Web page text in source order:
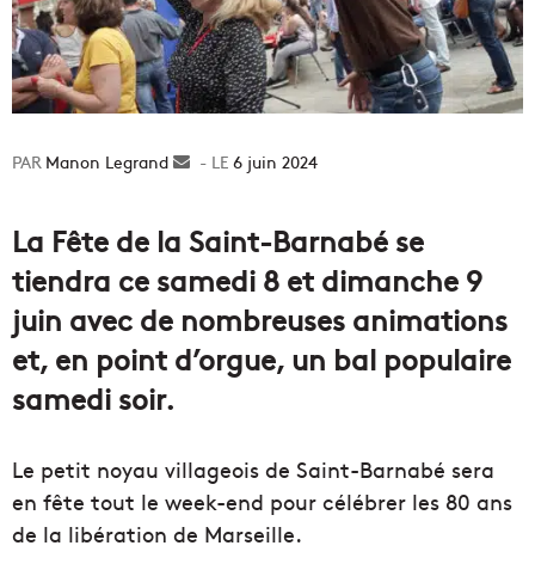
Manon Legrand
Envoyer6 juin 2024
La Fête de la Saint-Barnabé se
tiendra ce samedi 8 et dimanche 9
juin avec de nombreuses animations
et, en point d’orgue, un bal populaire
samedi soir.
Le petit noyau villageois de Saint-Barnabé sera
en fête tout le week-end pour célébrer les 80 ans
de la libération de Marseille.